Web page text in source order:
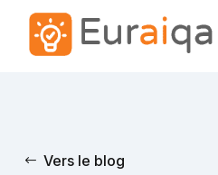
Vers le blog